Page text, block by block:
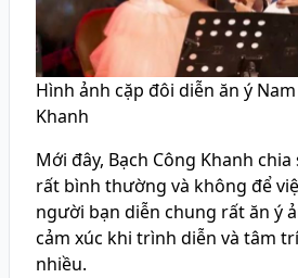
Hình ảnh cặp đôi diễn ăn ý
Khanh
Mới đây, Bạch Công Khanh
rất bình thường và không để
người bạn diễn chung rất ăn ý
cảm xúc khi trình diễn và tâm
nhiều.